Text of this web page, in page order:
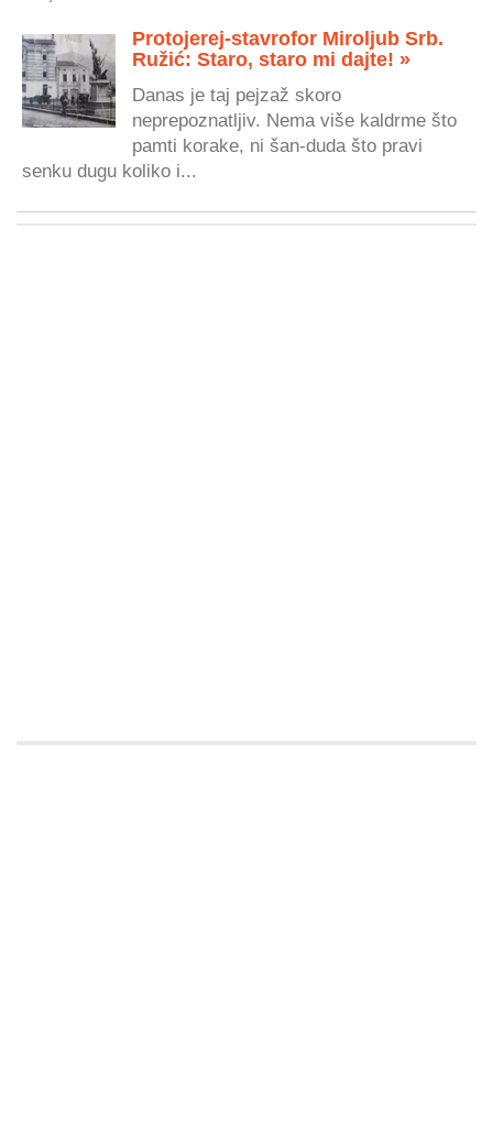
Protojerej-stavrofor Miroljub Srb.
Ružić: Staro, staro mi dajte! »
Danas je taj pejzaž skoro
neprepoznatljiv. Nema više kaldrme što
pamti korake, ni šan-duda što pravi
senku dugu koliko i...